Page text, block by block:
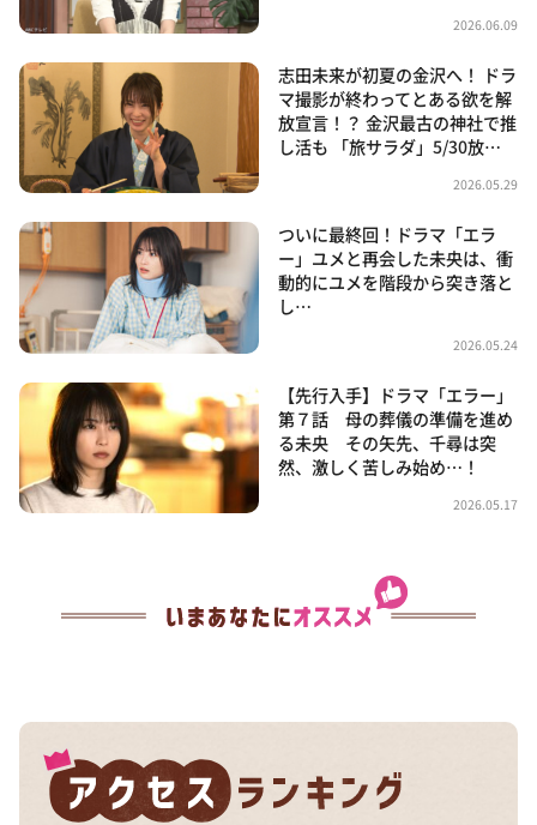
2026.06.09
志田未来が初夏の金沢へ！ ドラ
マ撮影が終わってとある欲を解
放宣言！？ 金沢最古の神社で推
し活も 「旅サラダ」5/30放…
2026.05.29
ついに最終回！ドラマ「エラ
ー」ユメと再会した未央は、衝
動的にユメを階段から突き落と
し…
2026.05.24
【先行入手】ドラマ「エラー」
第７話 母の葬儀の準備を進め
る未央 その矢先、千尋は突
然、激しく苦しみ始め…！
2026.05.17